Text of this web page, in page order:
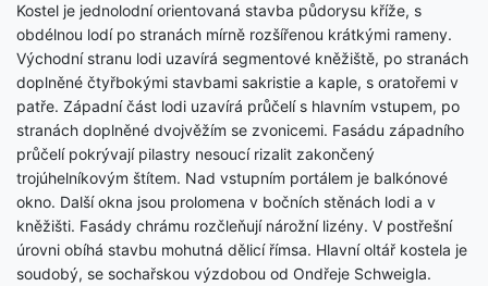
Kostel je jednolodní orientovaná stavba půdorysu kříže, s
obdélnou lodí po stranách mírně rozšířenou krátkými rameny.
Východní stranu lodi uzavírá segmentové kněžiště, po stranách
doplněné čtyřbokými stavbami sakristie a kaple, s oratořemi v
patře. Západní část lodi uzavírá průčelí s hlavním vstupem, po
stranách doplněné dvojvěžím se zvonicemi. Fasádu západního
průčelí pokrývají pilastry nesoucí rizalit zakončený
trojúhelníkovým štítem. Nad vstupním portálem je balkónové
okno. Další okna jsou prolomena v bočních stěnách lodi a v
kněžišti. Fasády chrámu rozčleňují nárožní lizény. V postřešní
úrovni obíhá stavbu mohutná dělicí římsa. Hlavní oltář kostela je
soudobý, se sochařskou výzdobou od Ondřeje Schweigla.